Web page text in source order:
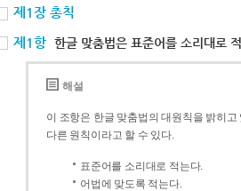
제1장 총칙
제1항 한글 맞춤법은 표준어를 소리대로
해설
이 조항은 한글 맞춤법의 대원칙을 밝히고
다른 원칙이라고 할 수 있다.
표준어를 소리대로 적는다.
어법에 맞도록 적는다.